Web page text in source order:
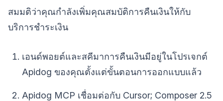
สมมติว่าคุณกำลังเพิ่มคุณสมบัติการคืนเงินให้กับ
บริการชำระเงิน
เอนด์พอยต์และสคีมาการคืนเงินมีอยู่ในโปรเจกต์
Apidog ของคุณตั้งแต่ขั้นตอนการออกแบบแล้ว
Apidog MCP เชื่อมต่อกับ Cursor; Composer 2.5